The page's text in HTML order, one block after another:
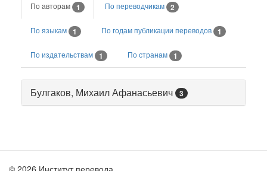
По авторам 1 По переводчикам 2
По языкам 1 По годам публикации переводов 1
По издательствам 1 По странам 1
Булгаков, Михаил Афанасьевич 3
© 2026 Институт перевода